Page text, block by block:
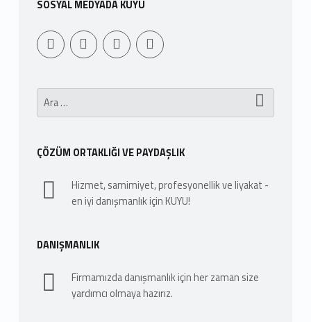
SOSYAL MEDYADA KUYU
WebMan on Facebook
YoutubeWebMan DesignSepet
Arama:
ÇÖZÜM ORTAKLIĞI VE PAYDAŞLIK
Hizmet, samimiyet, profesyonellik ve liyakat -
en iyi danışmanlık için KUYU!
DANIŞMANLIK
Firmamızda danışmanlık için her zaman size
yardımcı olmaya hazırız.